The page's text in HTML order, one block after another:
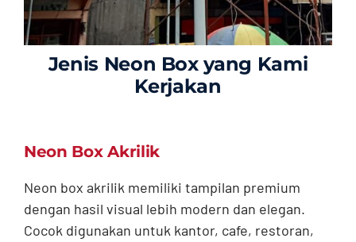
Jenis Neon Box yang Kami
Kerjakan
Neon Box Akrilik
Neon box akrilik memiliki tampilan premium
dengan hasil visual lebih modern dan elegan.
Cocok digunakan untuk kantor, cafe, restoran,